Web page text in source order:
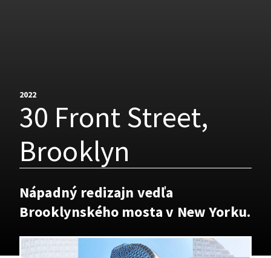
2022
30 Front Street,
Brooklyn
Nápadný redizajn vedľa
Brooklynského mosta v New Yorku.